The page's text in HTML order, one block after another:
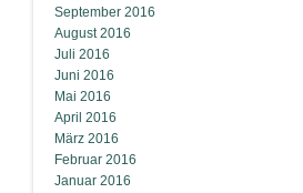
September 2016
August 2016
Juli 2016
Juni 2016
Mai 2016
April 2016
März 2016
Februar 2016
Januar 2016